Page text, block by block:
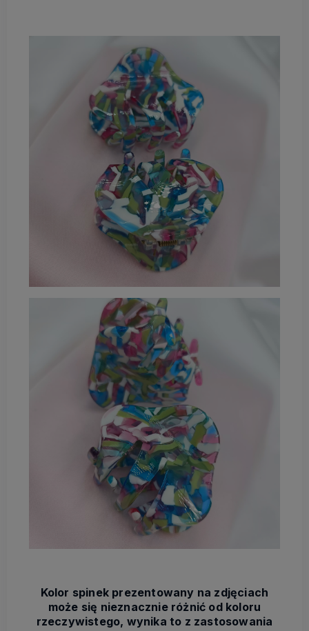
Kolor spinek prezentowany na zdjęciach
może się nieznacznie różnić od koloru
rzeczywistego, wynika to z zastosowania